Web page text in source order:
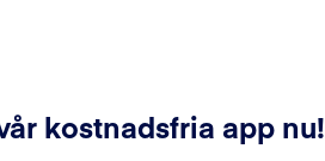
kostnadsfria app nu!